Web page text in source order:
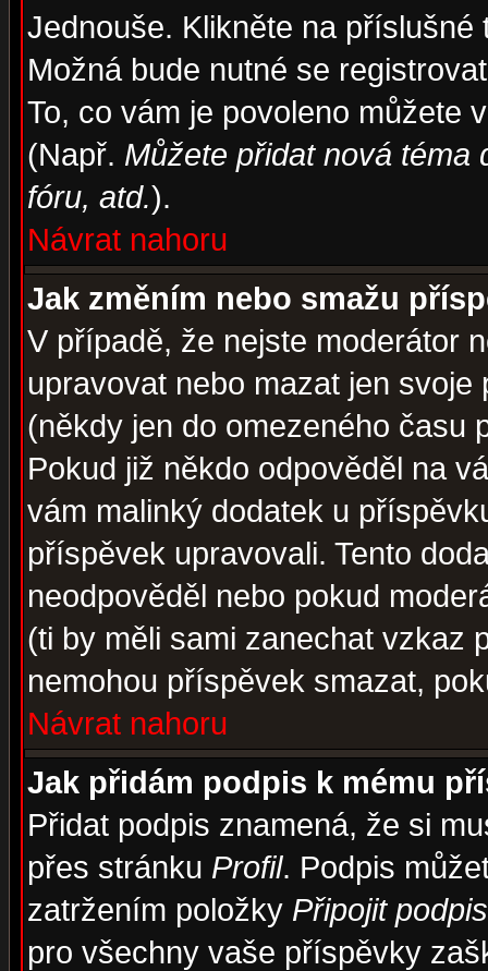
Jednouše. Klikněte na
Možná bude nutné se
To, co vám je povoleno můžete
(Např. Můžete přidat nová téma
fóru, atd.).
Návrat nahoru
Jak změním nebo smažu
V případě, že nejste moderátor
upravovat nebo mazat jen
(někdy jen do omezeného
Pokud již někdo odpověděl na
vám malinký dodatek u
příspěvek upravovali. Tento
neodpověděl nebo pokud
(ti by měli sami zanechat vzkaz
nemohou příspěvek smazat,
Návrat nahoru
Jak přidám podpis k mému
Přidat podpis znamená, že si
přes stránku Profil. Podpis
zatržením položky Připojit podpis
pro všechny vaše příspěvky